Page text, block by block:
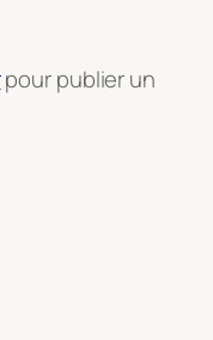
pour publier un